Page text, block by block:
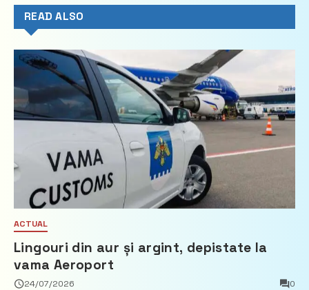
READ ALSO
ACTUAL
Lingouri din aur și argint, depistate la
vama Aeroport
24/07/2026 0